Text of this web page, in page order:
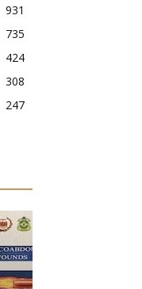
931
735
424
308
247